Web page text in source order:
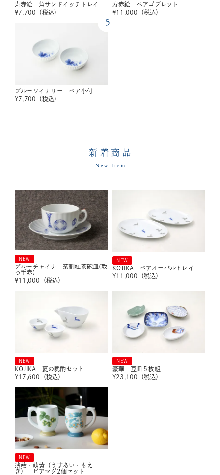
寿赤絵 角サンドイッチトレイ
¥7,700 （税込）
寿赤絵 ペアゴブレット
¥11,000 （税込）
5
ブルーワイナリー ペア小付
¥7,700 （税込）
新着商品
New Item
NEW
ブルーチャイナ 菊割紅茶碗皿(取
っ手赤)
¥11,000 （税込）
NEW
KOJIKA ペアオーバルトレイ
¥11,000 （税込）
NEW
KOJIKA 夏の晩酌セット
¥17,600 （税込）
NEW
豪華 豆皿５枚組
¥23,100 （税込）
NEW
薄藍・萌黄（うすあい・もえ
ぎ） ビアマグ2個セット